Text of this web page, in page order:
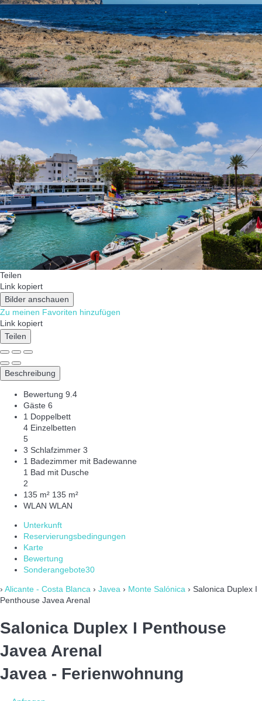
Teilen
Link kopiert
Bilder anschauen
Zu meinen Favoriten hinzufügen
Link kopiert
Teilen
Beschreibung
Bewertung 9.4
Gäste 6
1 Doppelbett
4 Einzelbetten
5
3 Schlafzimmer 3
1 Badezimmer mit Badewanne
1 Bad mit Dusche
2
135 m² 135 m²
WLAN WLAN
Unterkunft
Reservierungsbedingungen
Karte
Bewertung
Sonderangebote30
› Alicante - Costa Blanca › Javea › Monte Salónica › Salonica Duplex I
Penthouse Javea Arenal
Salonica Duplex I Penthouse
Javea Arenal
Javea - Ferienwohnung